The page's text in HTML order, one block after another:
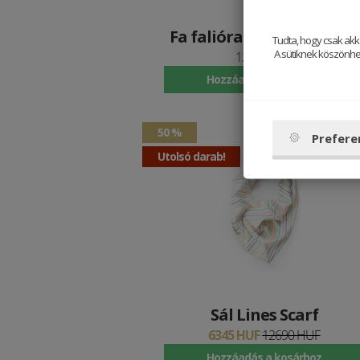
Fa falióra Arte Nox Clock
12790 HUF
Hozzáadás a kosárhoz
50 %
Utolsó darab!
Sál Lines Scarf
6345 HUF12690 HUF
Tudta, hogy csak
A sütiknek